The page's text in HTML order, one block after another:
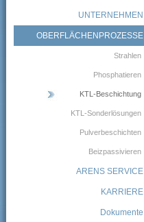
UNTERNEHMEN
OBERFLÄCHENPROZESSE
Strahlen
Phosphatieren
KTL-Beschichtung
KTL-Sonderlösungen
Pulverbeschichten
Beizpassivieren
ARENS SERVICE
KARRIERE
Dokumente